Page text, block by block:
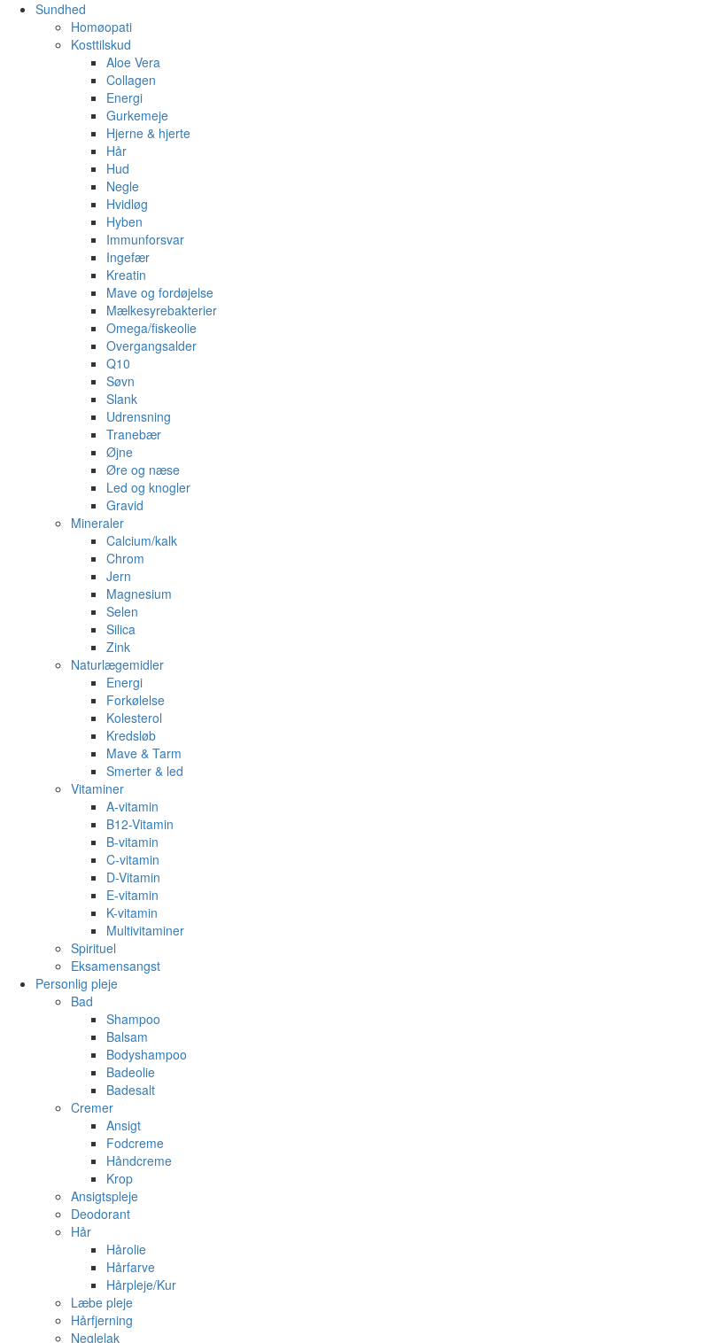
Sundhed
Homøopati
Kosttilskud
Aloe Vera
Collagen
Energi
Gurkemeje
Hjerne & hjerte
Hår
Hud
Negle
Hvidløg
Hyben
Immunforsvar
Ingefær
Kreatin
Mave og fordøjelse
Mælkesyrebakterier
Omega/fiskeolie
Overgangsalder
Q10
Søvn
Slank
Udrensning
Tranebær
Øjne
Øre og næse
Led og knogler
Gravid
Mineraler
Calcium/kalk
Chrom
Jern
Magnesium
Selen
Silica
Zink
Naturlægemidler
Energi
Forkølelse
Kolesterol
Kredsløb
Mave & Tarm
Smerter & led
Vitaminer
A-vitamin
B12-Vitamin
B-vitamin
C-vitamin
D-Vitamin
E-vitamin
K-vitamin
Multivitaminer
Spirituel
Eksamensangst
Personlig pleje
Bad
Shampoo
Balsam
Bodyshampoo
Badeolie
Badesalt
Cremer
Ansigt
Fodcreme
Håndcreme
Krop
Ansigtspleje
Deodorant
Hår
Hårolie
Hårfarve
Hårpleje/Kur
Læbe pleje
Hårfjerning
Neglelak